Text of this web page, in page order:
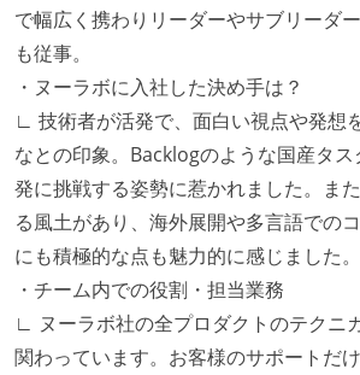
で幅広く携わりリーダーやサブリーダ
も従事。
・ヌーラボに入社した決め手は？
∟ 技術者が活発で、面白い視点や発想
なとの印象。Backlogのような国産タ
発に挑戦する姿勢に惹かれました。ま
る風土があり、海外展開や多言語での
にも積極的な点も魅力的に感じました。
・チーム内での役割・担当業務
∟ ヌーラボ社の全プロダクトのテクニ
関わっています。お客様のサポートだ